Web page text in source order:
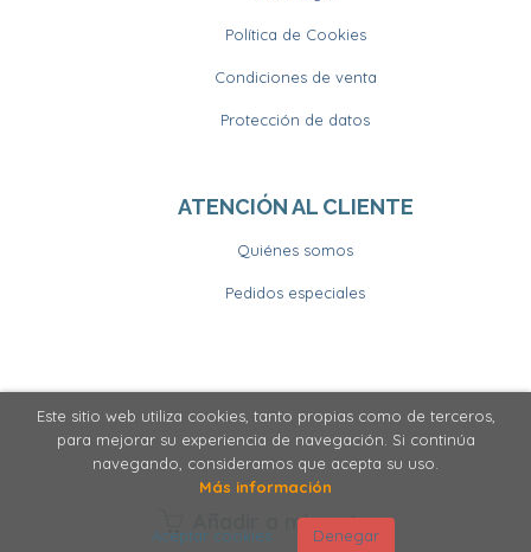
Añadir a mi cesta
Política de Cookies
Condiciones de venta
Protección de datos
ATENCIÓN AL CLIENTE
Quiénes somos
Pedidos especiales
2026 © Llibrería Horitzons . Todos los Derechos
Reservados
Este sitio web utiliza cookies, tanto propias como de terceros,
para mejorar su experiencia de navegación. Si continúa
navegando, consideramos que acepta su uso.
Más información
Aceptar cookies Denegar